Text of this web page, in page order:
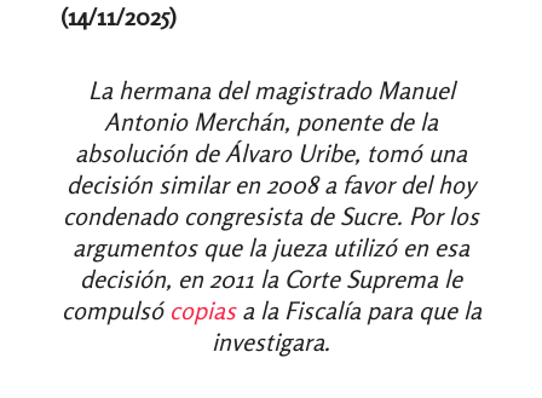
(14/11/2025)
La hermana del magistrado Manuel
Antonio Merchán, ponente de la
absolución de Álvaro Uribe, tomó una
decisión similar en 2008 a favor del hoy
condenado congresista de Sucre. Por los
argumentos que la jueza utilizó en esa
decisión, en 2011 la Corte Suprema le
compulsó copiasa la Fiscalía para que la
investigara.